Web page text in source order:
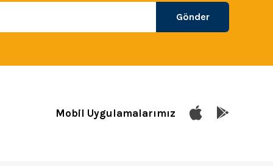
Gönder
Mobil Uygulamalarımız